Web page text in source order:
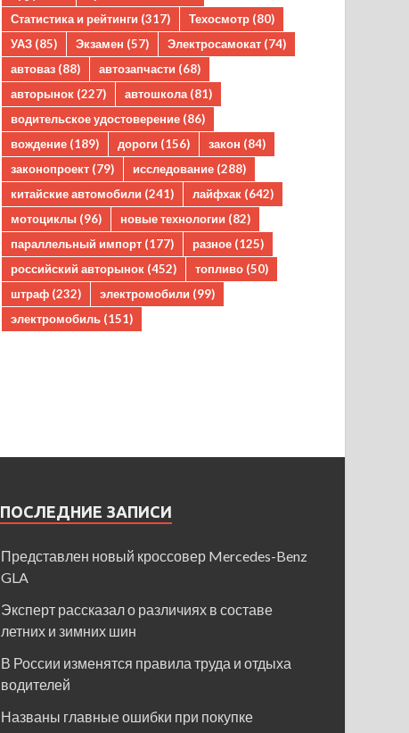
Статистика и рейтинги (317) Техосмотр (80)
УАЗ (85) Экзамен (57) Электросамокат (74)
автоваз (88) автозапчасти (68)
авторынок (227) автошкола (81)
водительское удостоверение (86)
вождение (189) дороги (156) закон (84)
законопроект (79) исследование (288)
китайские автомобили (241) лайфхак (642)
мотоциклы (96) новые технологии (82)
параллельный импорт (177) разное (125)
российский авторынок (452) топливо (50)
штраф (232) электромобили (99)
электромобиль (151)
ПОСЛЕДНИЕ ЗАПИСИ
Представлен новый кроссовер Mercedes-Benz
GLA
Эксперт рассказал о различиях в составе
летних и зимних шин
В России изменятся правила труда и отдыха
водителей
Названы главные ошибки при покупке